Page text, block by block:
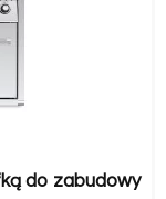
do zabudowy